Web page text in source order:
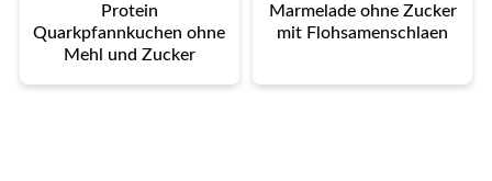
Protein
Quarkpfannkuchen ohne
Mehl und Zucker
Marmelade ohne Zucker
mit Flohsamenschlaen